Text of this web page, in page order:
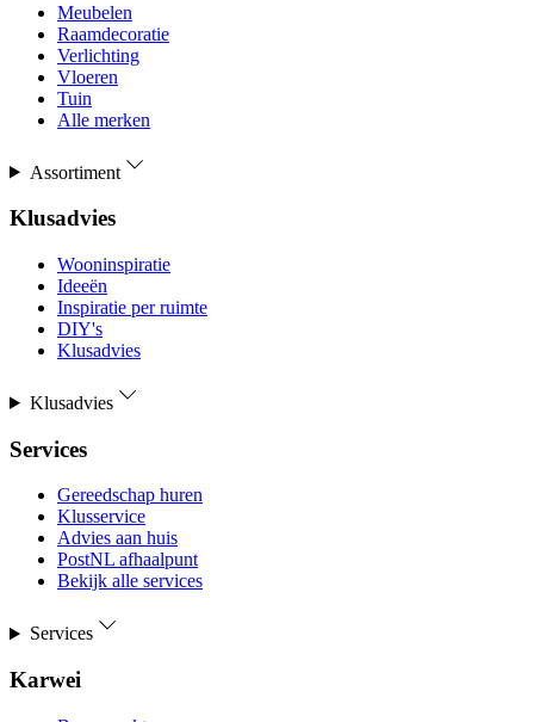
Meubelen
Raamdecoratie
Verlichting
Vloeren
Tuin
Alle merken
Assortiment
Klusadvies
Wooninspiratie
Ideeën
Inspiratie per ruimte
DIY's
Klusadvies
Klusadvies
Services
Gereedschap huren
Klusservice
Advies aan huis
PostNL afhaalpunt
Bekijk alle services
Services
Karwei